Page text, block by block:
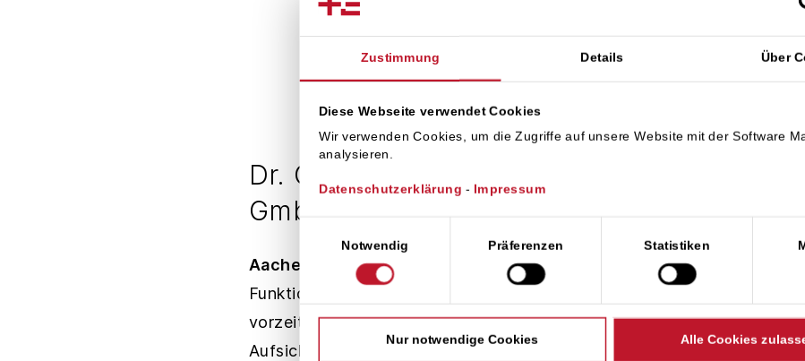
Zustimmung Details Über
Diese Webseite verwendet Cookies
Wir verwenden Cookies, um die Zugriffe auf unsere Website mit der Software
analysieren.
Datenschutzerklärung - Impressum
Einwilligungsauswahl
Notwendig
Präferenzen Statistiken
Nur notwendige Cookies Alle Cookies
Dr. Oliver Runte als Geschäftsführer der
GmbH bis Ende 2030 bestätigt
Aachen
. Die Gesellschafterversammlung der Trianel GmbH hat Dr.
Funktion als Geschäftsführer der Stadtwerke-Kooperation bestätigt
vorzeitig bis Ende 2030 verlängert. Die Gesellschafter folgen damit
Aufsichtsrats und setzen auf Kontinuität in der Geschäftsführung.